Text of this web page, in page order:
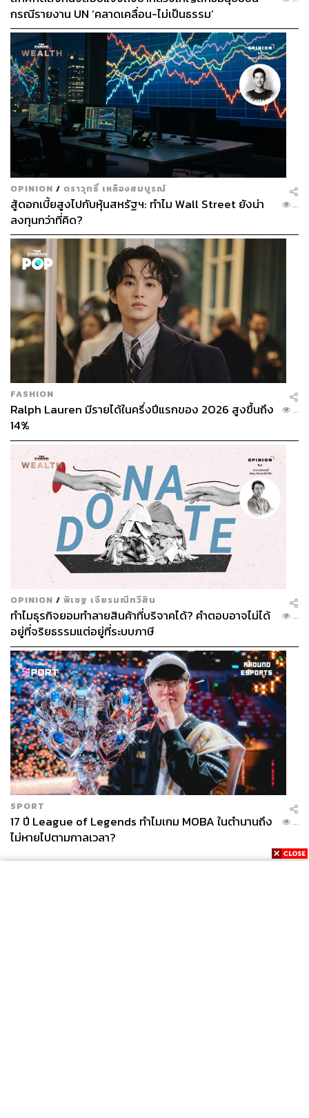
กรณีรายงาน UN ‘คลาดเคลื่อน-ไม่เป็นธรรม’
OPINION / ตราวุทธิ์ เหลืองสมบูรณ์
สู้ดอกเบี้ยสูงไปกับหุ้นสหรัฐฯ: ทำไม Wall Street ยังน่า
ลงทุนกว่าที่คิด?
...
FASHION
Ralph Lauren มีรายได้ในครึ่งปีแรกของ 2026 สูงขึ้นถึง
14%
...
OPINION / พิเชฐ เจียรมณีทวีสิน
ทำไมธุรกิจยอมทำลายสินค้าที่บริจาคได้? คำตอบอาจไม่ได้
อยู่ที่จริยธรรมแต่อยู่ที่ระบบภาษี
...
SPORT
17 ปี League of Legends ทำไมเกม MOBA ในตำนานถึง
ไม่หายไปตามกาลเวลา?
...